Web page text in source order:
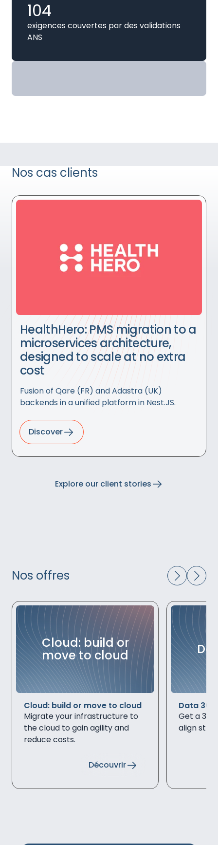
104
exigences couvertes par des validations
ANS
Nos cas clients
HealthHero: PMS migration to a
microservices architecture,
designed to scale at no extra
cost
Fusion of Qare (FR) and Adastra (UK)
backends in a unified platform in Nest.JS.
Discover
Explore our client stories
Nos offres
Cloud: build or
move to cloud
Cloud: build or move to cloud
Migrate your infrastructure to
the cloud to gain agility and
reduce costs.
Découvrir
Data 360
Get a
align